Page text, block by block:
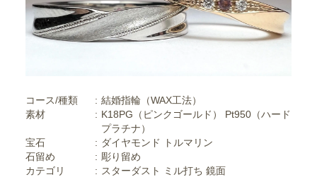
コース/種類
結婚指輪（WAX工法）
素材
K18PG（ピンクゴールド） Pt950（ハード
プラチナ）
宝石
ダイヤモンド
トルマリン
石留め
彫り留め
カテゴリ
スターダスト ミル打ち鏡面